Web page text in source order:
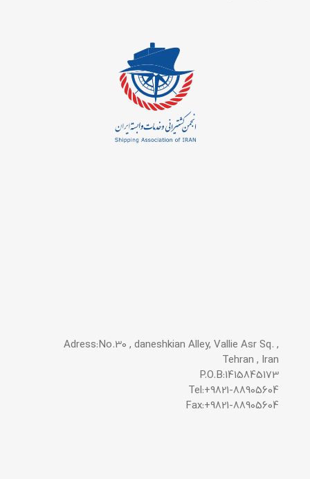
Adress:No.30 , daneshkian Alley, Vallie Asr Sq. ,
Tehran , Iran
P.O.B:1415845173
Tel:+9821-88905604
Fax:+9821-88905604